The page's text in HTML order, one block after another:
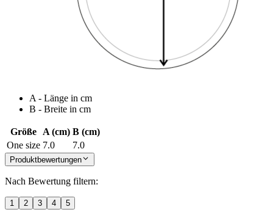
A - Länge in cm
B - Breite in cm
Größe A (cm) B (cm)
One size 7.0 7.0
Produktbewertungen
Nach Bewertung filtern:
1 2 3 4 5